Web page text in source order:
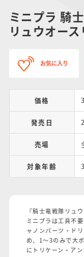
ミニプラ 騎
リュウオー
お気に入り
価格
発売日
売場
対象年齢
『騎士竜戦隊リュ
ミニプラは工具不
ャノンパーツ・ド
め、1～3のみで大
にトリケーン・ア